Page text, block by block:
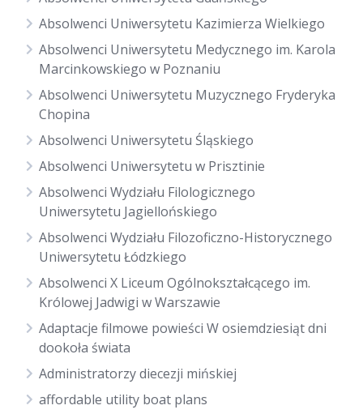
Absolwenci Uniwersytetu Kazimierza Wielkiego
Absolwenci Uniwersytetu Medycznego im. Karola
Marcinkowskiego w Poznaniu
Absolwenci Uniwersytetu Muzycznego Fryderyka
Chopina
Absolwenci Uniwersytetu Śląskiego
Absolwenci Uniwersytetu w Prisztinie
Absolwenci Wydziału Filologicznego
Uniwersytetu Jagiellońskiego
Absolwenci Wydziału Filozoficzno-Historycznego
Uniwersytetu Łódzkiego
Absolwenci X Liceum Ogólnokształcącego im.
Królowej Jadwigi w Warszawie
Adaptacje filmowe powieści W osiemdziesiąt dni
dookoła świata
Administratorzy diecezji mińskiej
affordable utility boat plans